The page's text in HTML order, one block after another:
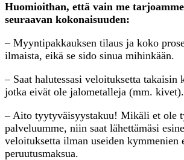
Huomioithan, että vain me
seuraavan kokonaisuuden:
– Myyntipakkauksen tilaus ja koko
ilmaista, eikä se sido sinua mihinkään.
– Saat halutessasi veloituksetta takaisin
jotka eivät ole jalometalleja (mm. kivet).
– Aito tyytyväisyystakuu! Mikäli et ole
palveluumme, niin saat lähettämäsi
veloituksetta ilman useiden kymmenien
peruutusmaksua.